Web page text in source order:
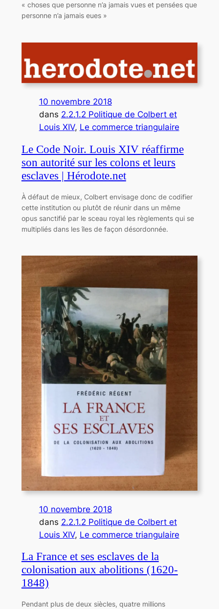
« choses que personne n’a jamais vues et pensées que
personne n’a jamais eues »
10 novembre 2018
dans 2.2.1.2 Politique de Colbert et
Louis XIV, Le commerce triangulaire
Le Code Noir. Louis XIV réaffirme
son autorité sur les colons et leurs
esclaves | Hérodote.net
À défaut de mieux, Colbert envisage donc de codifier
cette institution ou plutôt de réunir dans un même
opus sanctifié par le sceau royal les règlements qui se
multipliés dans les îles de façon désordonnée.
10 novembre 2018
dans 2.2.1.2 Politique de Colbert et
Louis XIV, Le commerce triangulaire
La France et ses esclaves de la
colonisation aux abolitions (1620-
1848)
Pendant plus de deux siècles, quatre millions